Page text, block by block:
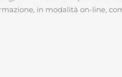
in modalità on-line,